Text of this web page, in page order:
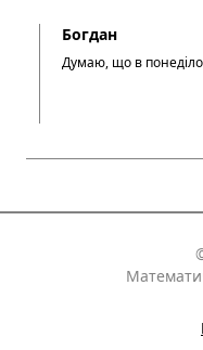
Богдан
Думаю, що в